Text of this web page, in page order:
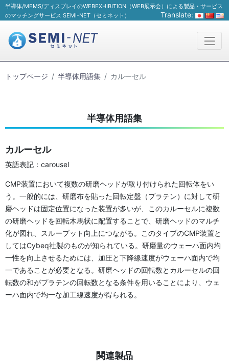
半導体/MEMS/ディスプレイのWEBEXHIBITION（WEB展示会）による製品・サービス
のマッチングサービス SEMI-NET（セミネット）
Translate:
トップページ 半導体用語集 カルーセル
半導体用語集
カルーセル
英語表記：carousel
CMP装置において複数の研磨ヘッドが取り付けられた回転体をい
う。一般的には、研磨布を貼った回転定盤（プラテン）に対して研
磨ヘッドは固定位置になった装置が多いが、このカルーセルに複数
の研磨ヘッドを回転木馬状に配置することで、研磨ヘッドのマルチ
化が図れ、スループット向上につながる。このタイプのCMP装置と
してはCybeq社製のものが知られている。研磨量のウェーハ面内均
一性を向上させるためには、加圧と下降線速度がウェーハ面内で均
一であることが必要となる。研磨ヘッドの回転数とカルーセルの回
転数の和がプラテンの回転数となる条件を用いることにより、ウェ
ーハ面内で均一な加工線速度が得られる。
関連製品